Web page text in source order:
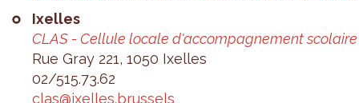
Ixelles
CLAS - Cel­lule locale d'ac­com­pa­gne­ment sco­laire
Rue Gray 221, 1050 Ixelles
02/515.73.62
clas@​ixelles.​brussels